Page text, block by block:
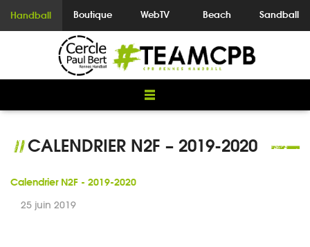
Handball Boutique WebTV Beach Sandball
//CALENDRIER N2F – 2019-2020
Calendrier N2F - 2019-2020
25 juin 2019